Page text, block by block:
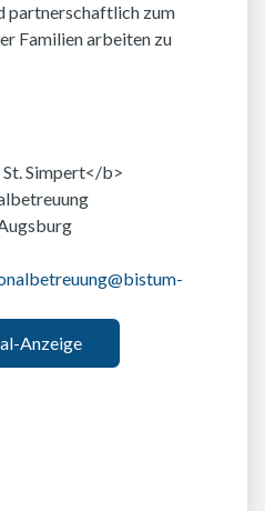
partnerschaftlich zum
Familien arbeiten zu
Simpert</b>
Anzeige